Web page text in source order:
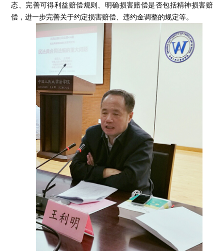
态、完善可得利益赔偿规则、明确损害赔偿是否包括精神损害赔
偿，进一步完善关于约定损害赔偿、违约金调整的规定等。